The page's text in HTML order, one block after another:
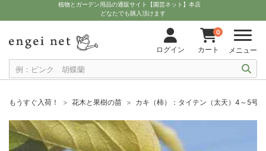
植物とガーデン用品の通販サイト【園芸ネット】本店
どなたでも購入頂けます
ログイン
0
カート メニュー
もうすぐ入荷！ 花木と果樹の苗 カキ（柿）：タイテン（太天）4～5号